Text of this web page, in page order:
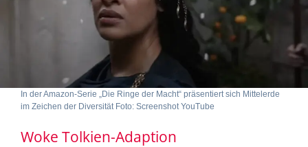
In der Amazon-Serie „Die Ringe der Macht“ präsentiert sich Mittelerde
im Zeichen der Diversität Foto: Screenshot YouTube
Woke Tolkien-Adaption